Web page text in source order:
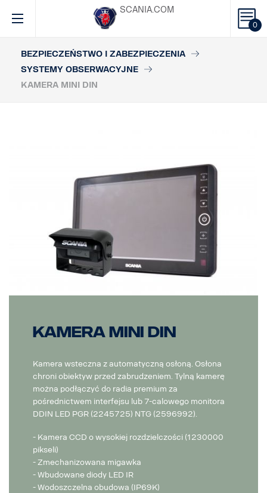
0
SCANIA.COM
BEZPIECZEŃSTWO I ZABEZPIECZENIA
SYSTEMY OBSERWACYJNE
KAMERA MINI DIN
Kamera MINI DIN
Kamera wsteczna z automatyczną osłoną. Osłona
chroni obiektyw przed zabrudzeniem. Tylną kamerę
można podłączyć do radia premium za
pośrednictwem interfejsu lub 7-calowego monitora
DDIN LED PGR (2245725) NTG (2596992).
- Kamera CCD o wysokiej rozdzielczości (1230000
pikseli)
- Zmechanizowana migawka
- Wbudowane diody LED IR
- Wodoszczelna obudowa (IP69K)